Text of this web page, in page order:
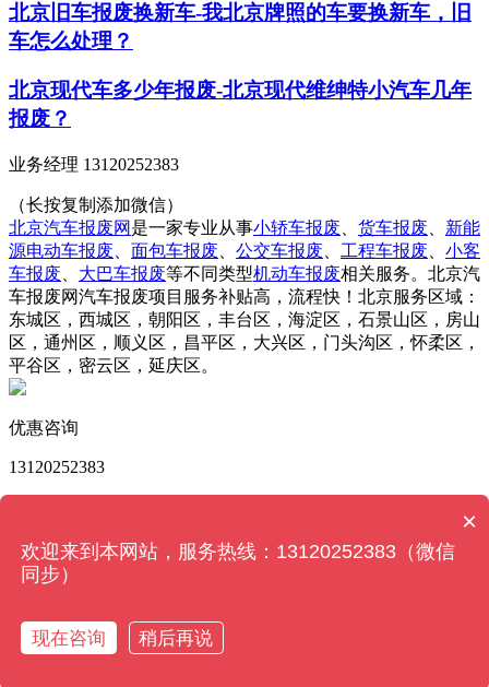
北京旧车报废换新车-我北京牌照的车要换新车，旧
车怎么处理？
北京现代车多少年报废-北京现代维绅特小汽车几年
报废？
业务经理 13120252383
（长按复制添加微信）
北京汽车报废网 是一家专业从事小轿车报废 货车报废
新能
源电动车报废
面包车报废 公交车报废 工程车报废
小客
车报废
大巴车报废等不同类型机动车报废相关服务。北京汽
车报废网汽车报废项目服务补贴高，流程快！北京服务区域：
东城区，西城区，朝阳区，丰台区，海淀区，石景山区，房山
区，通州区，顺义区，昌平区，大兴区，门头沟区，怀柔区，
平谷区，密云区，延庆区。
优惠咨询
13120252383
关闭
×
欢迎来到本网站，服务热线：13120252383（微信
同步）
现在咨询 稍后再说